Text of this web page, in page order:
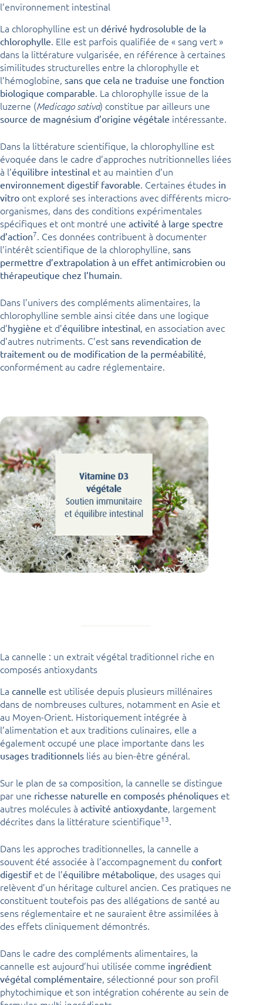
l’environnement intestinal
La chlorophylline est un dérivé hydrosoluble de la
chlorophylle. Elle est parfois qualifiée de « sang vert »
dans la littérature vulgarisée, en référence à certaines
similitudes structurelles entre la chlorophylle et
l’hémoglobine, sans que cela ne traduise une fonction
biologique comparable. La chlorophylle issue de la
luzerne (Medicago sativa) constitue par ailleurs une
source de magnésium d’origine végétale intéressante.
Dans la littérature scientifique, la chlorophylline est
évoquée dans le cadre d’approches nutritionnelles liées
à l’équilibre intestinal et au maintien d’un
environnement digestif favorable. Certaines études in
vitro ont exploré ses interactions avec différents micro-
organismes, dans des conditions expérimentales
spécifiques et ont montré une activité à large spectre
d’action7. Ces données contribuent à documenter
l’intérêt scientifique de la chlorophylline, sans
permettre d’extrapolation à un effet antimicrobien ou
thérapeutique chez l’humain.
Dans l’univers des compléments alimentaires, la
chlorophylline semble ainsi citée dans une logique
d’hygiène et d’équilibre intestinal, en association avec
d’autres nutriments. C’est sans revendication de
traitement ou de modification de la perméabilité,
conformément au cadre réglementaire.
La cannelle : un extrait végétal traditionnel riche en
composés antioxydants
La cannelle est utilisée depuis plusieurs millénaires
dans de nombreuses cultures, notamment en Asie et
au Moyen-Orient. Historiquement intégrée à
l’alimentation et aux traditions culinaires, elle a
également occupé une place importante dans les
usages traditionnels liés au bien-être général.
Sur le plan de sa composition, la cannelle se distingue
par une richesse naturelle en composés phénoliques et
autres molécules à activité antioxydante, largement
décrites dans la littérature scientifique13.
Dans les approches traditionnelles, la cannelle a
souvent été associée à l’accompagnement du confort
digestifet de l’équilibre métabolique, des usages qui
relèvent d’un héritage culturel ancien. Ces pratiques ne
constituent toutefois pas des allégations de santé au
sens réglementaire et ne sauraient être assimilées à
des effets cliniquement démontrés.
Dans le cadre des compléments alimentaires, la
cannelle est aujourd’hui utilisée comme ingrédient
végétal complémentaire, sélectionné pour son profil
phytochimique et son intégration cohérente au sein de